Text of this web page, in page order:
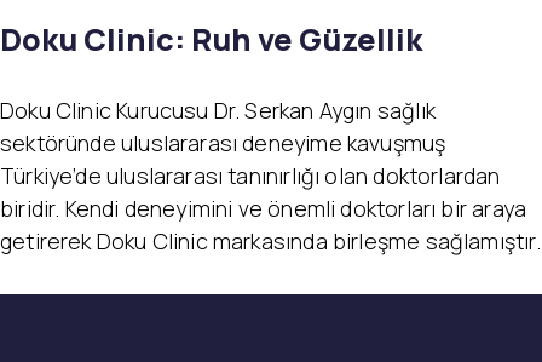
Doku Clinic: Ruh ve Güzellik
Doku Clinic Kurucusu Dr. Serkan Aygın sağlık
sektöründe uluslararası deneyime kavuşmuş
Türkiye’de uluslararası tanınırlığı olan doktorlardan
biridir. Kendi deneyimini ve önemli doktorları bir araya
getirerek Doku Clinic markasında birleşme sağlamıştır.